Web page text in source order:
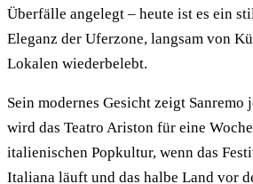
Überfälle angelegt – heute ist es ein
Eleganz der Uferzone, langsam von
Lokalen wiederbelebt.
Sein modernes Gesicht zeigt Sanremo
wird das Teatro Ariston für eine
italienischen Popkultur, wenn das
Italiana läuft und das halbe Land vor